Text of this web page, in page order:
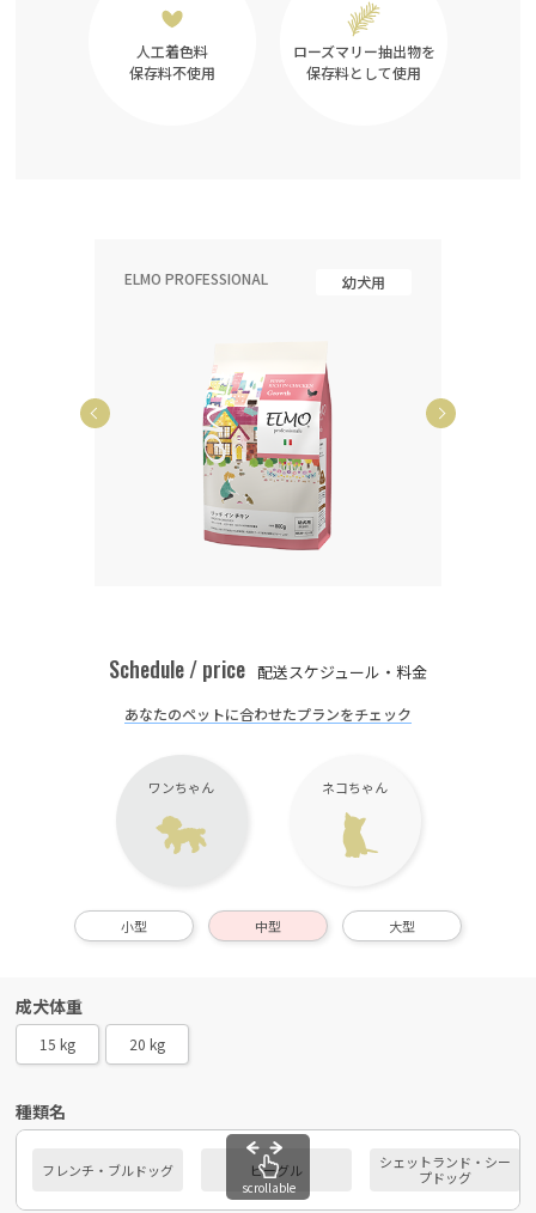
人工着色料
保存料不使用
ローズマリー抽出物を
保存料として使用
ELMO PROFESSIONAL 幼犬用
Schedule / price 配送スケジュール・料金
あなたのペットに合わせたプランをチェック
ワンちゃん ネコちゃん
小型 中型 大型
成犬体重
15 kg 20 kg
種類名
フレンチ・ブルドッグ ビーグル
シェットランド・シー
プドッグ
scrollable